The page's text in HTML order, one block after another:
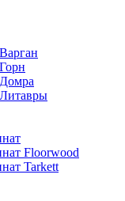
Floorwood
Tarkett